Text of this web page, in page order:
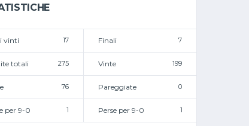
vinti 17 Finali 7
totali 275 Vinte 199
76 Pareggiate 0
per 9-0 1 Perse per 9-0 1